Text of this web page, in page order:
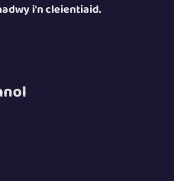
i'n cleientiaid.